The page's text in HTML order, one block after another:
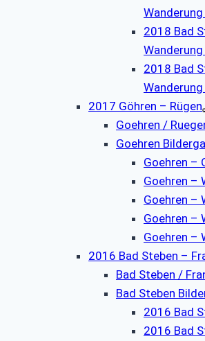
Wanderung
2018 Bad
2018 Bad
Wanderung
2017 Göhren – Rügen
Goehren /
Goehren
Goehren –
Goehren –
Goehren –
Goehren –
Goehren –
2016 Bad Steben –
Bad Steben /
Bad Steben
2016 Bad
2016 Bad